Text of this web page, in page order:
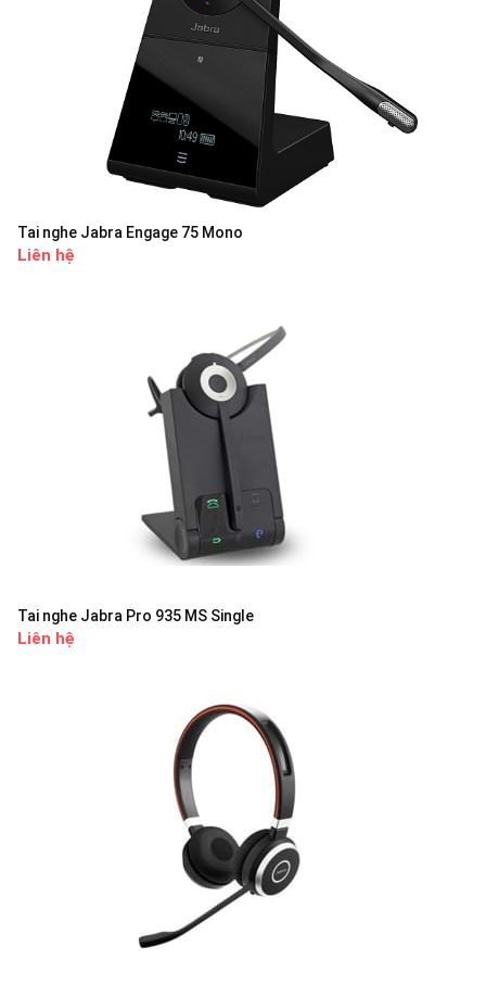
Tai nghe Jabra Engage 75 Mono
Liên hệ
Tai nghe Jabra Pro 935 MS Single
Liên hệ